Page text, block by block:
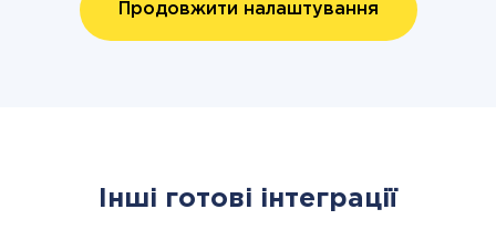
Продовжити налаштування
Інші готові інтеграції